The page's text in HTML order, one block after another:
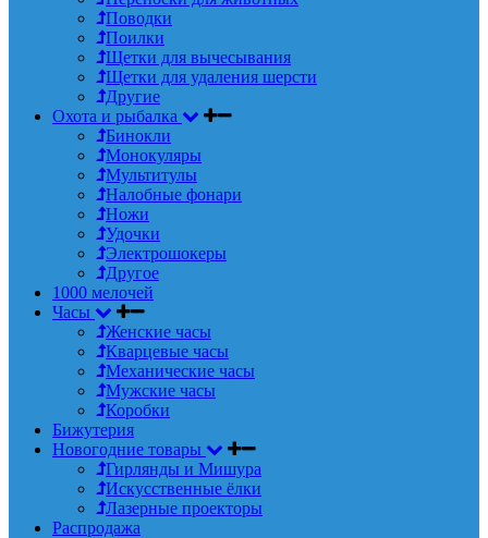
Поводки
Поилки
Щетки для вычесывания
Щетки для удаления шерсти
Другие
Охота и рыбалка
Бинокли
Монокуляры
Мультитулы
Налобные фонари
Ножи
Удочки
Электрошокеры
Другое
1000 мелочей
Часы
Женские часы
Кварцевые часы
Механические часы
Мужские часы
Коробки
Бижутерия
Новогодние товары
Гирлянды и Мишура
Искусственные ёлки
Лазерные проекторы
Распродажа